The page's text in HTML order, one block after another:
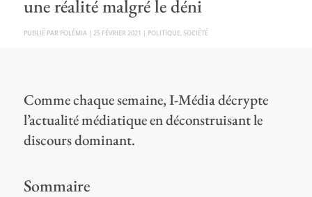
une réalité malgré le déni
PAR POLÉMIA | 25 FÉVRIER 2021 | POLITIQUE, SOCIÉTÉ
Comme chaque semaine, I-Média décrypte
l’actualité médiatique en déconstruisant le
discours dominant.
Sommaire